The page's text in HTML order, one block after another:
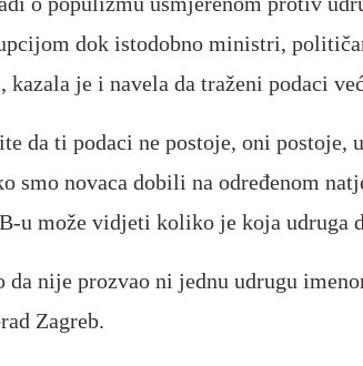
dok istodobno ministri,
je i navela da traženi podaci
da ti podaci ne postoje, oni postoje,
smo novaca dobili na određenom
u može vidjeti koliko je koja udruga
nije prozvao ni jednu udrugu
Zagreb.